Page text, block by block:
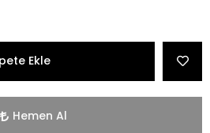
Ekle
Hemen Al